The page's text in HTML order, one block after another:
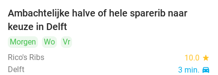
Ambachtelijke halve of hele sparerib naar
keuze in Delft
Morgen Wo
Vr
Rico's Ribs
10.0 star
Delft 3 min. directions_car